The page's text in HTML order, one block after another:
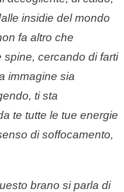
insidie del mondo
fa altro che
spine, cercando di farti
immagine sia
ti sta
te tutte le tue energie
di soffocamento,
brano si parla di